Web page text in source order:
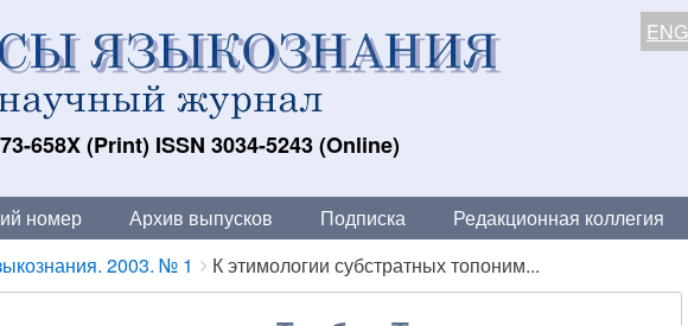
658X (Print) ISSN 3034-5243 (Online)
ENG
номер Архив выпусков Подписка Редакционная коллегия
2003. № 1 К этимологии субстратных топоним...